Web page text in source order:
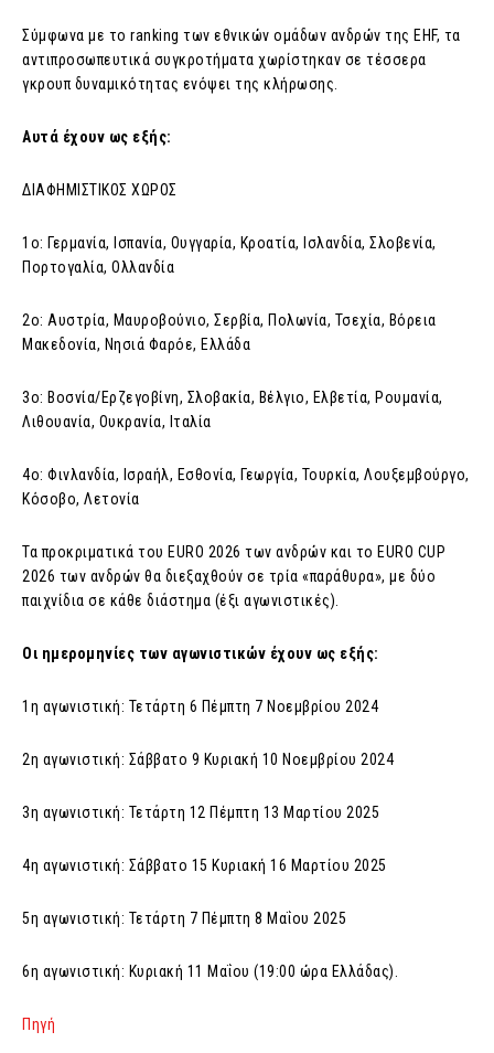
Σύμφωνα με το ranking των εθνικών ομάδων ανδρών της EHF, τα
αντιπροσωπευτικά συγκροτήματα χωρίστηκαν σε τέσσερα
γκρουπ δυναμικότητας ενόψει της κλήρωσης.
Αυτά έχουν ως εξής:
ΔΙΑΦΗΜΙΣΤΙΚΟΣ ΧΩΡΟΣ
1ο: Γερμανία, Ισπανία, Ουγγαρία, Κροατία, Ισλανδία, Σλοβενία,
Πορτογαλία, Ολλανδία
2ο: Αυστρία, Μαυροβούνιο, Σερβία, Πολωνία, Τσεχία, Βόρεια
Μακεδονία, Νησιά Φαρόε, Ελλάδα
3ο: Βοσνία/Ερζεγοβίνη, Σλοβακία, Βέλγιο, Ελβετία, Ρουμανία,
Λιθουανία, Ουκρανία, Ιταλία
4ο: Φινλανδία, Ισραήλ, Εσθονία, Γεωργία, Τουρκία, Λουξεμβούργο,
Κόσοβο, Λετονία
Τα προκριματικά του EURO 2026 των ανδρών και το EURO CUP
2026 των ανδρών θα διεξαχθούν σε τρία «παράθυρα», με δύο
παιχνίδια σε κάθε διάστημα (έξι αγωνιστικές).
Οι ημερομηνίες των αγωνιστικών έχουν ως εξής:
1η αγωνιστική: Τετάρτη 6 Πέμπτη 7 Νοεμβρίου 2024
2η αγωνιστική: Σάββατο 9 Κυριακή 10 Νοεμβρίου 2024
3η αγωνιστική: Τετάρτη 12 Πέμπτη 13 Μαρτίου 2025
4η αγωνιστική: Σάββατο 15 Κυριακή 16 Μαρτίου 2025
5η αγωνιστική: Τετάρτη 7 Πέμπτη 8 Μαΐου 2025
6η αγωνιστική: Κυριακή 11 Μαΐου (19:00 ώρα Ελλάδας).
Πηγή